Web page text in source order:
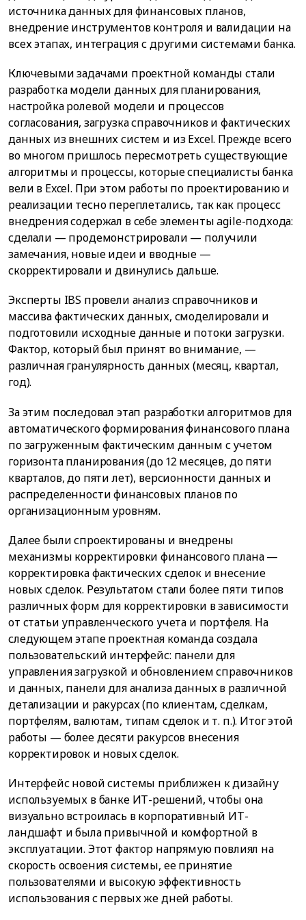
источника данных для финансовых планов,
внедрение инструментов контроля и валидации на
всех этапах, интеграция с другими системами банка.
Ключевыми задачами проектной команды стали
разработка модели данных для планирования,
настройка ролевой модели и процессов
согласования, загрузка справочников и фактических
данных из внешних систем и из Excel. Прежде всего
во многом пришлось пересмотреть существующие
алгоритмы и процессы, которые специалисты банка
вели в Excel. При этом работы по проектированию и
реализации тесно переплетались, так как процесс
внедрения содержал в себе элементы agile-подхода:
сделали — продемонстрировали — получили
замечания, новые идеи и вводные —
скорректировали и двинулись дальше.
Эксперты IBS провели анализ справочников и
массива фактических данных, смоделировали и
подготовили исходные данные и потоки загрузки.
Фактор, который был принят во внимание, —
различная гранулярность данных (месяц, квартал,
год).
За этим последовал этап разработки алгоритмов для
автоматического формирования финансового плана
по загруженным фактическим данным с учетом
горизонта планирования (до 12 месяцев, до пяти
кварталов, до пяти лет), версионности данных и
распределенности финансовых планов по
организационным уровням.
Далее были спроектированы и внедрены
механизмы корректировки финансового плана —
корректировка фактических сделок и внесение
новых сделок. Результатом стали более пяти типов
различных форм для корректировки в зависимости
от статьи управленческого учета и портфеля. На
следующем этапе проектная команда создала
пользовательский интерфейс: панели для
управления загрузкой и обновлением справочников
и данных, панели для анализа данных в различной
детализации и ракурсах (по клиентам, сделкам,
портфелям, валютам, типам сделок и т. п.). Итог этой
работы — более десяти ракурсов внесения
корректировок и новых сделок.
Интерфейс новой системы приближен к дизайну
используемых в банке ИТ-решений, чтобы она
визуально встроилась в корпоративный ИТ-
ландшафт и была привычной и комфортной в
эксплуатации. Этот фактор напрямую повлиял на
скорость освоения системы, ее принятие
пользователями и высокую эффективность
использования с первых же дней работы.